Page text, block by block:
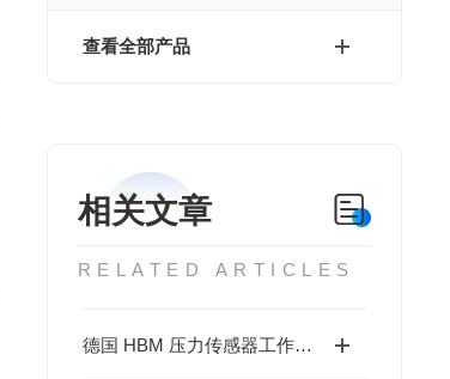
查看全部产品
相关文章
RELATED ARTICLES
德国 HBM 压力传感器工作原理详解